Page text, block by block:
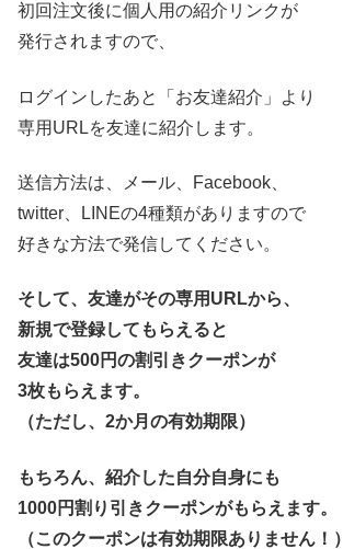
初回注文後に個人用の紹介リンクが
発行されますので、
ログインしたあと「お友達紹介」より
専用URLを友達に紹介します。
送信方法は、メール、Facebook、
twitter、LINEの4種類がありますので
好きな方法で発信してください。
そして、友達がその専用URLから、
新規で登録してもらえると
友達は500円の割引きクーポンが
3枚もらえます。
（ただし、2か月の有効期限）
もちろん、紹介した自分自身にも
1000円割り引きクーポンがもらえます。
（このクーポンは有効期限ありません！）